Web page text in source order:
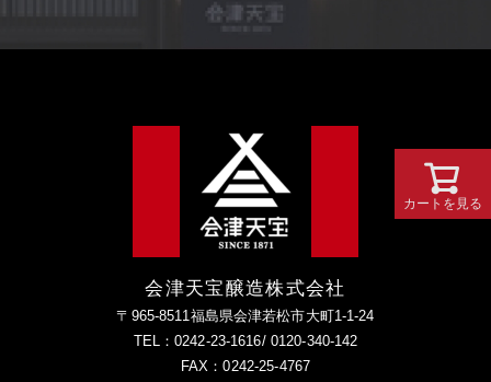
会津天宝醸造株式会社
〒965-8511福島県会津若松市大町1-1-24
TEL：0242-23-1616/ 0120-340-142
FAX：0242-25-4767
カートを見る